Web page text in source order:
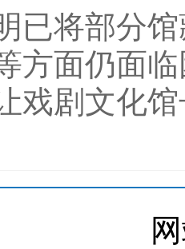
将部分馆
方面仍面
戏剧文化